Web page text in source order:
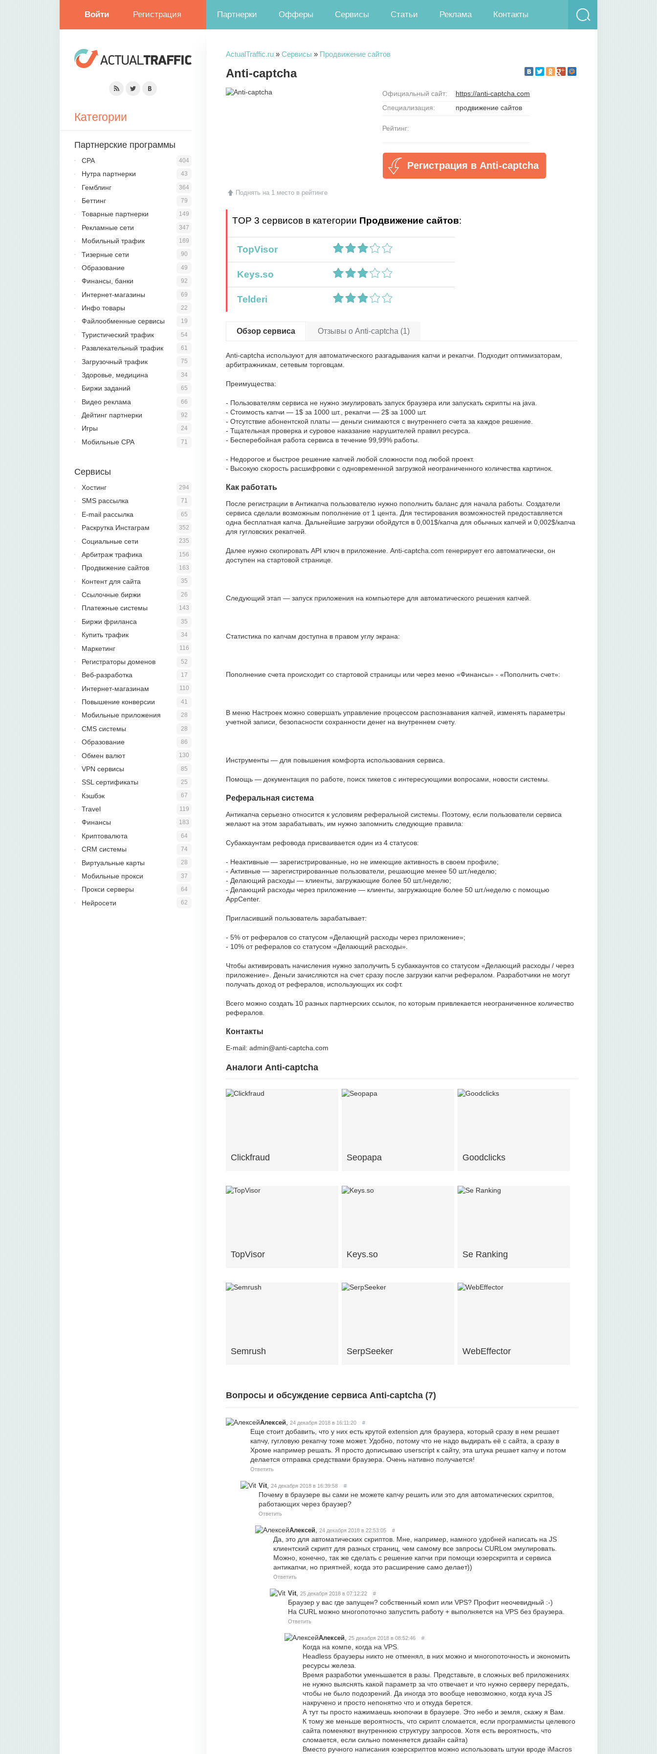
Войти Регистрация Партнерки Офферы Сервисы Статьи Реклама Контакты
ActualTraffic.ru » Сервисы » Продвижение сайтов
Anti-captcha
Поднять на 1 место в рейтинге
Официальный сайт:
https://anti-captcha.com
Специализация:
продвижение сайтов
Рейтинг:
Регистрация в Anti-captcha
TOP 3 сервисов в категории Продвижение сайтов:
TopVisor
Keys.so
Telderi
Обзор сервиса Отзывы о Anti-captcha (1)
Anti-captcha используют для автоматического разгадывания капчи и рекапчи. Подходит оптимизаторам,
арбитражникам, сетевым торговцам.
Преимущества:
- Пользователям сервиса не нужно эмулировать запуск браузера или запускать скрипты на java.
- Стоимость капчи — 1$ за 1000 шт., рекапчи — 2$ за 1000 шт.
- Отсутствие абонентской платы — деньги снимаются с внутреннего счета за каждое решение.
- Тщательная проверка и суровое наказание нарушителей правил ресурса.
- Бесперебойная работа сервиса в течение 99,99% работы.
- Недорогое и быстрое решение капчей любой сложности под любой проект.
- Высокую скорость расшифровки с одновременной загрузкой неограниченного количества картинок.
Как работать
После регистрации в Антикапча пользователю нужно пополнить баланс для начала работы. Создатели
сервиса сделали возможным пополнение от 1 цента. Для тестирования возможностей предоставляется
одна бесплатная капча. Дальнейшие загрузки обойдутся в 0,001$/капча для обычных капчей и 0,002$/капча
для гугловских рекапчей.
Далее нужно скопировать API ключ в приложение. Anti-captcha.com генерирует его автоматически, он
доступен на стартовой странице.
Следующий этап — запуск приложения на компьютере для автоматического решения капчей.
Статистика по капчам доступна в правом углу экрана:
Пополнение счета происходит со стартовой страницы или через меню «Финансы» - «Пополнить счет»:
В меню Настроек можно совершать управление процессом распознавания капчей, изменять параметры
учетной записи, безопасности сохранности денег на внутреннем счету.
Инструменты — для повышения комфорта использования сервиса.
Помощь — документация по работе, поиск тикетов с интересующими вопросами, новости системы.
Реферальная система
Антикапча серьезно относится к условиям реферальной системы. Поэтому, если пользователи сервиса
желают на этом зарабатывать, им нужно запомнить следующие правила:
Субаккаунтам рефовода присваивается один из 4 статусов:
- Неактивные — зарегистрированные, но не имеющие активность в своем профиле;
- Активные — зарегистрированные пользователи, решающие менее 50 шт./неделю;
- Делающий расходы — клиенты, загружающие более 50 шт./неделю;
- Делающий расходы через приложение — клиенты, загружающие более 50 шт./неделю с помощью
AppCenter.
Пригласивший пользователь зарабатывает:
- 5% от рефералов со статусом «Делающий расходы через приложение»;
- 10% от рефералов со статусом «Делающий расходы».
Чтобы активировать начисления нужно заполучить 5 субаккаунтов со статусом «Делающий расходы / через
приложение». Деньги зачисляются на счет сразу после загрузки капчи рефералом. Разработчики не могут
получать доход от рефералов, использующих их софт.
Всего можно создать 10 разных партнерских ссылок, по которым привлекается неограниченное количество
рефералов.
Контакты
E-mail: admin@anti-captcha.com
Аналоги Anti-captcha
Clickfraud Seopapa Goodclicks
TopVisor Keys.so Se Ranking
Semrush SerpSeeker WebEffector
Вопросы и обсуждение сервиса Anti-captcha (7)
Алексей 24 декабря 2018 в 16:11:20 #
Еще стоит добавить, что у них есть крутой extension для браузера, который сразу в нем решает
капчу, гугловую рекапчу тоже может. Удобно, потому что не надо выдирать её с сайта, а сразу в
Хроме например решать. Я просто дописываю userscript к сайту, эта штука решает капчу и потом
делается отправка средствами браузера. Очень нативно получается!
Ответить
Vit 24 декабря 2018 в 16:39:58 #
Почему в браузере вы сами не можете капчу решить или это для автоматических скриптов,
работающих через браузер?
Ответить
Алексей 24 декабря 2018 в 22:53:05 #
Да, это для автоматических скриптов. Мне, например, намного удобней написать на JS
клиентский скрипт для разных страниц, чем самому все запросы CURLом эмулировать.
Можно, конечно, так же сделать с решение капчи при помощи юзерскрипта и сервиса
антикапчи, но приятней, когда это расширение само делает))
Ответить
Vit 25 декабря 2018 в 07:12:22 #
Браузер у вас где запущен? собственный комп или VPS? Профит неочевидный :-)
На CURL можно многопоточно запустить работу + выполняется на VPS без браузера.
Ответить
Алексей 25 декабря 2018 в 08:52:46 #
Когда на компе, когда на VPS.
Headless браузеры никто не отменял, в них можно и многопоточность и экономить
ресурсы железа.
Время разработки уменьшается в разы. Представьте, в сложных веб приложениях
не нужно выяснять какой параметр за что отвечает и что нужно серверу передать,
чтобы не было подозрений. Да иногда это вообще невозможно, когда куча JS
накручено и просто непонятно что и откуда берется.
А тут ты просто нажимаешь кнопочки в браузере. Это небо и земля, скажу я Вам.
К тому же меньше вероятность, что скрипт сломается, если программисты целевого
сайта поменяют внутреннюю структуру запросов. Хотя есть вероятность, что
сломается, если сильно поменяется дизайн сайта)
Вместо ручного написания юзерскриптов можно использовать штуки вроде iMacros
Категории
Партнерские программы
404
CPA
43
Нутра партнерки
364
Гемблинг
79
Беттинг
149
Товарные партнерки
347
Рекламные сети
169
Мобильный трафик
90
Тизерные сети
49
Образование
92
Финансы, банки
69
Интернет-магазины
22
Инфо товары
19
Файлообменные сервисы
54
Туристический трафик
61
Развлекательный трафик
75
Загрузочный трафик
34
Здоровье, медицина
65
Биржи заданий
66
Видео реклама
92
Дейтинг партнерки
24
Игры
71
Мобильные CPA
Сервисы
294
Хостинг
71
SMS рассылка
65
E-mail рассылка
352
Раскрутка Инстаграм
235
Социальные сети
156
Арбитраж трафика
163
Продвижение сайтов
35
Контент для сайта
26
Ссылочные биржи
143
Платежные системы
35
Биржи фриланса
34
Купить трафик
116
Маркетинг
52
Регистраторы доменов
17
Веб-разработка
110
Интернет-магазинам
41
Повышение конверсии
28
Мобильные приложения
28
CMS системы
86
Образование
130
Обмен валют
85
VPN сервисы
25
SSL сертификаты
67
Кэшбэк
119
Travel
183
Финансы
64
Криптовалюта
74
CRM системы
28
Виртуальные карты
37
Мобильные прокси
64
Прокси серверы
62
Нейросети